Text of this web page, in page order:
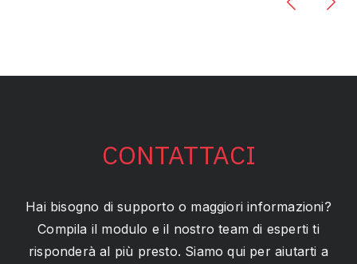
CONTATTACI
Hai bisogno di supporto o maggiori informazioni?
Compila il modulo e il nostro team di esperti ti
risponderà al più presto. Siamo qui per aiutarti a